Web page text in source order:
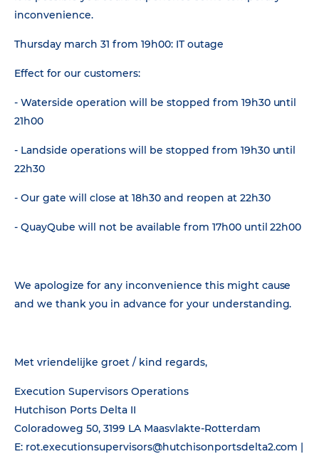
inconvenience.
Thursday march 31 from 19h00: IT outage
Effect for our customers:
- Waterside operation will be stopped from 19h30 until
21h00
- Landside operations will be stopped from 19h30 until
22h30
- Our gate will close at 18h30 and reopen at 22h30
- QuayQube will not be available from 17h00 until 22h00
We apologize for any inconvenience this might cause
and we thank you in advance for your understanding.
Met vriendelijke groet / kind regards,
Execution Supervisors Operations
Hutchison Ports Delta II
Coloradoweg 50, 3199 LA Maasvlakte-Rotterdam
E: rot.executionsupervisors@hutchisonportsdelta2.com |